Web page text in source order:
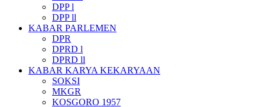
DPP l
DPP ll
KABAR PARLEMEN
DPR
DPRD l
DPRD ll
KABAR KARYA KEKARYAAN
SOKSI
MKGR
KOSGORO 1957